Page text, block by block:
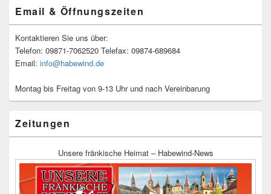
Email & Öffnungszeiten
Kontaktieren Sie uns über:
Telefon: 09871-7062520 Telefax: 09874-689684
Email: info@habewind.de
Montag bis Freitag von 9-13 Uhr und nach Vereinbarung
Zeitungen
Unsere fränkische Heimat – Habewind-News